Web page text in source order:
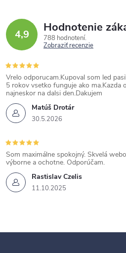
4,9 Hodnotenie
788 hodnotení
Zobraziť recenzie
Matúš Drotár
30.5.2026
Vrelo odporucam.Kupoval som led
5 rokov vsetko funguje ako ma.Kazda
najneskor na dalsi den.Dakujem
Rastislav Czelis
11.10.2025
Som maximálne spokojný. Skvelá
výborne a ochotne. Odporúčam.